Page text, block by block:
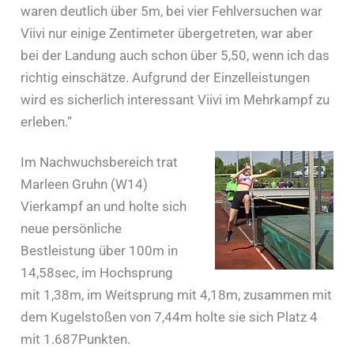
waren deutlich über 5m, bei vier Fehlversuchen war
Viivi nur einige Zentimeter übergetreten, war aber
bei der Landung auch schon über 5,50, wenn ich das
richtig einschätze. Aufgrund der Einzelleistungen
wird es sicherlich interessant Viivi im Mehrkampf zu
erleben.“
Im Nachwuchsbereich trat
Marleen Gruhn (W14)
Vierkampf an und holte sich
neue persönliche
Bestleistung über 100m in
14,58sec, im Hochsprung
mit 1,38m, im Weitsprung mit 4,18m, zusammen mit
dem Kugelstoßen von 7,44m holte sie sich Platz 4
mit 1.687Punkten.